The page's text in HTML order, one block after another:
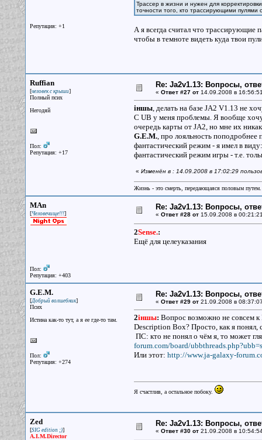
Репутация: +1
Трассер в жизни и нужен для
точности того, кто трассирующими пулями
А я всегда считал что трассирующие
чтобы в темноте видеть куда твои
Ruffian
[человек с крыши]
Полный псих
Негодяй
Пол:
Репутация: +17
Re: Ja2v1.13: Вопросы,
« Ответ #27 от14.09.2008 в
iншы, делать на базе JA2 V1.13 не
С UB у меня проблемы. Я вообще
очередь карты от JA2, но мне их
G.E.M., про лояльность поподробнее
фантастический режим - я имел в
фантастический режим игры - т.е.
« Изменён в : 14.09.2008 в 17:02:29
Жизнь - это смерть, передающаяся половым путем.
MAn
[Человечище!!!]
Пол:
Репутация: +403
Re: Ja2v1.13: Вопросы,
« Ответ #28 от15.09.2008 в
2Sense.:
Ещё для целеуказания
G.E.M.
[Добрый волшебник]
Псих
Истина как-то тут, а я ее где-то там.
Пол:
Репутация: +274
Re: Ja2v1.13: Вопросы,
« Ответ #29 от21.09.2008 в
2iншы: Вопрос возможно не совсем
Description Box? Просто, как я понял,
ПС: кто не понял о чём я, то может
forum.com/board/
Или этот: http://www.ja-galaxy-
Я счастлив, а остальное побоку.
Zed
[SIG edition ;)]
A.I.M.Director
Re: Ja2v1.13: Вопросы,
« Ответ #30 от21.09.2008 в